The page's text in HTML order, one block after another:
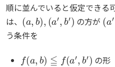
順に並んでいると仮定できる
は、
(a,b),(a′,b′)
の方が
(a′
う条件を
a ) f ′ b
の形